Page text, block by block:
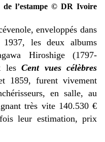
l’estampe © DR Ivoire
enveloppés dans
les deux albums
Hiroshige (1797-
les Cent vues célèbres
1859, furent vivement
en salle, au
très vite 140.530 €
leur estimation, prix